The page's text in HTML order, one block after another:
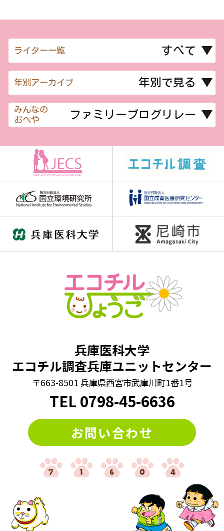
ライター一覧
年別アーカイブ
みんなの
おへや
兵庫医科大学
エコチル調査兵庫ユニットセンター
〒663-8501 兵庫県西宮市武庫川町1番1号
TEL 0798-45-6636
お問い合わせ